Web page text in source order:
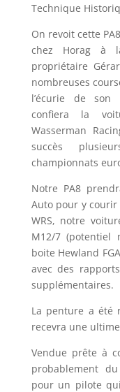
Technique
On revoit cette
chez Horag à
propriétaire
nombreuses
l’écurie de son
confiera la
Wasserman
succès
championnats
Notre PA8
Auto pour y courir
WRS, notre
M12/7 (potentiel
boite Hewland
avec des
supplémentaires.
La penture a été
recevra une
Vendue prête à
probablement
pour un pilote